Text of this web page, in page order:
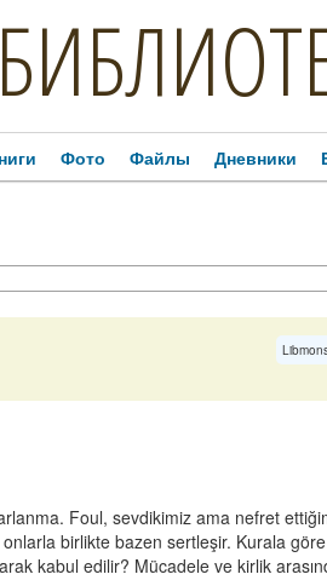
Фото Файлы Дневники
Foul, sevdikimiz ama nefret
birlikte bazen sertleşir. Kurala
kabul edilir? Mücadele ve kirlik